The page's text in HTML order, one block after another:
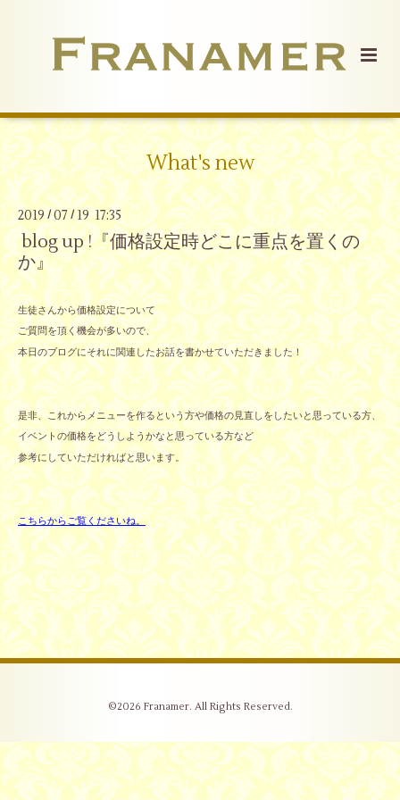
What's new
2019/07 /19 17:35
blog up !『価格設定時どこに重点を置くの
か』
生徒さんから価格設定について
ご質問を頂く機会が多いので、
本日のブログにそれに関連したお話を書かせていただきました！
是非、これからメニューを作るという方や価格の見直しをしたいと思っている方、
イベントの価格をどうしようかなと思っている方など
参考にしていただければと思います。
こちらからご覧くださいね。
©2026 Franamer. All Rights Reserved.